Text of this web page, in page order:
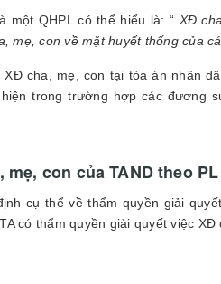
một QHPL có thể hiểu là: “ XĐ
mẹ, con về mặt huyết thống của
cha, mẹ, con tại tòa án nhân
trong trường hợp các đương
con của TAND theo PL
cụ thể về thẩm quyền giải
có thẩm quyền giải quyết việc